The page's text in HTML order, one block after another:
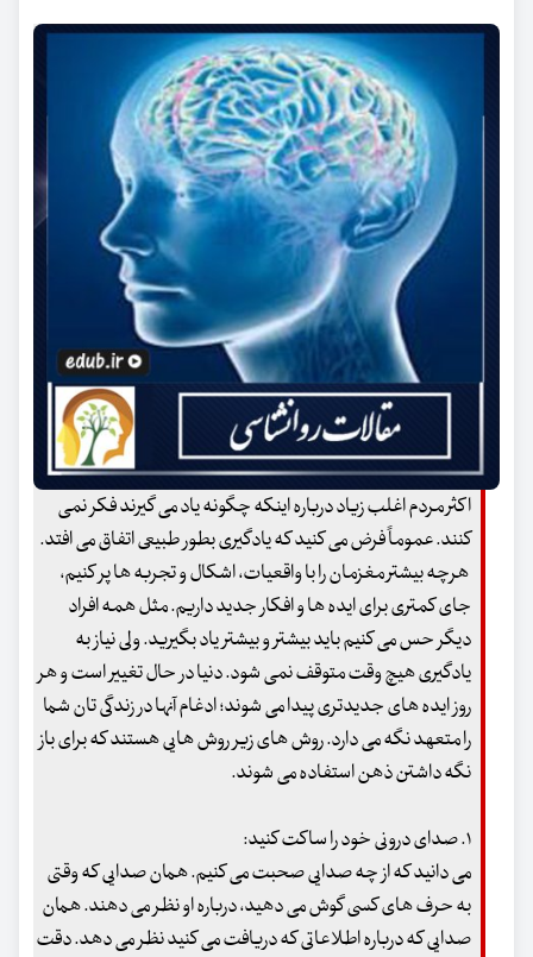
اکثر مردم اغلب زیاد درباره اینکه چگونه یاد می گیرند فکر نمی
کنند. عموماً فرض می کنید که یادگیری بطور طبیعی اتفاق می افتد.
هرچه بیشتر مغزمان را با واقعیات، اشکال و تجربه ها پر کنیم،
جای کمتری برای ایده ها و افکار جدید داریم. مثل همه افراد
دیگر حس می کنیم باید بیشتر و بیشتر یاد بگیرید. ولی نیاز به
یادگیری هیچ وقت متوقف نمی شود. دنیا در حال تغییر است و هر
روز ایده های جدیدتری پیدا می شوند؛ ادغام آنها در زندگی تان شما
را متعهد نگه می دارد. روش های زیر روش هایی هستند که برای باز
نگه داشتن ذهن استفاده می شوند.
۱. صدای درونی خود را ساکت کنید:
می دانید که از چه صدایی صحبت می کنیم. همان صدایی که وقتی
به حرف های کسی گوش می دهید، درباره او نظر می دهند. همان
صدایی که درباره اطلاعاتی که دریافت می کنید نظر می دهد. دقت